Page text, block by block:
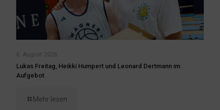
6. August 2026
Lukas Freitag, Heikki Humpert und Leonard Dertmann im
Aufgebot
Mehr lesen